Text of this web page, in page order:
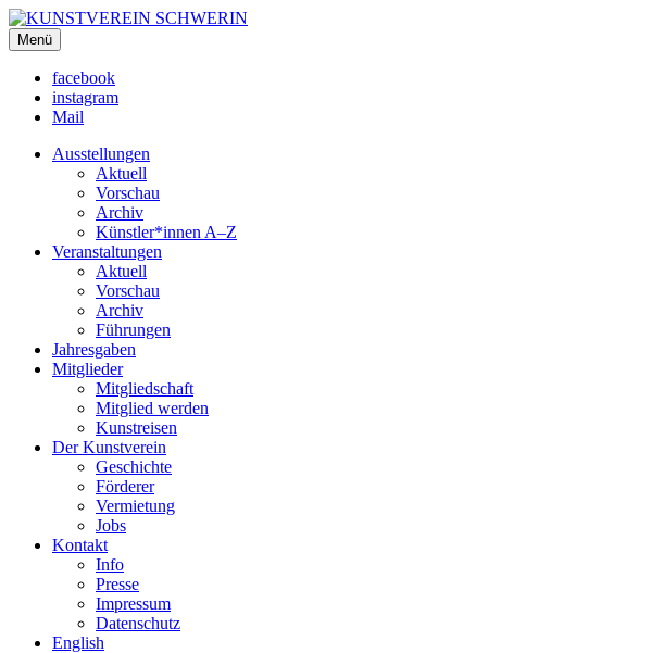
KUNSTVEREIN SCHWERIN
Für Mecklenburg und Vorpommern
Menü
facebook
instagram
Mail
Ausstellungen
Aktuell
Vorschau
Archiv
Künstler*innen A–Z
Veranstaltungen
Aktuell
Vorschau
Archiv
Führungen
Jahresgaben
Mitglieder
Mitgliedschaft
Mitglied werden
Kunstreisen
Der Kunstverein
Geschichte
Förderer
Vermietung
Jobs
Kontakt
Info
Presse
Impressum
Datenschutz
English